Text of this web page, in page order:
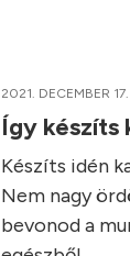
2021. DECEMBER 17.
Így készíts
Készíts idén
Nem nagy
bevonod a